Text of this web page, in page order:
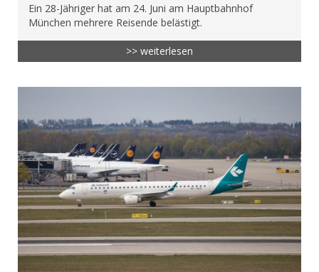
Ein 28-Jähriger hat am 24. Juni am Hauptbahnhof
München mehrere Reisende belästigt.
>> weiterlesen